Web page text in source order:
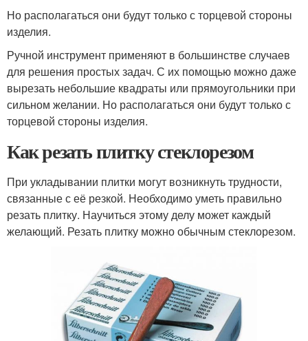
Но располагаться они будут только с торцевой стороны
изделия.
Ручной инструмент применяют в большинстве случаев
для решения простых задач. С их помощью можно даже
вырезать небольшие квадраты или прямоугольники при
сильном желании. Но располагаться они будут только с
торцевой стороны изделия.
Как резать плитку стеклорезом
При укладывании плитки могут возникнуть трудности,
связанные с её резкой. Необходимо уметь правильно
резать плитку. Научиться этому делу может каждый
желающий. Резать плитку можно обычным стеклорезом.